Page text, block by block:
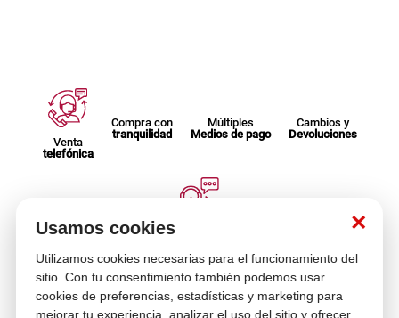
×
Usamos cookies
Utilizamos cookies necesarias para el funcionamiento del
sitio. Con tu consentimiento también podemos usar
cookies de preferencias, estadísticas y marketing para
mejorar tu experiencia, analizar el uso del sitio y ofrecer
Venta
telefónica
Compra con
tranquilidad
Múltiples
Medios de pago
Cambios y
Devoluciones
Contáctanos